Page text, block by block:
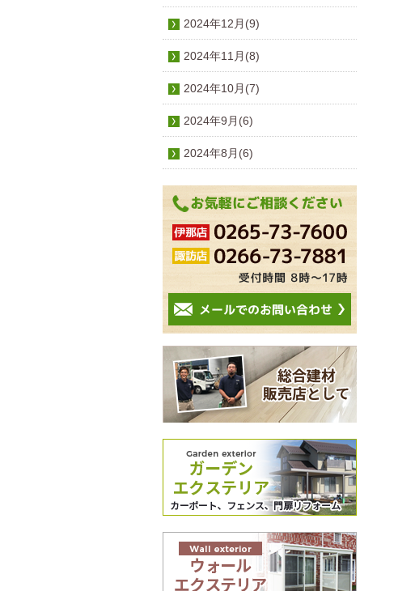
2024年12月(9)
2024年11月(8)
2024年10月(7)
2024年9月(6)
2024年8月(6)